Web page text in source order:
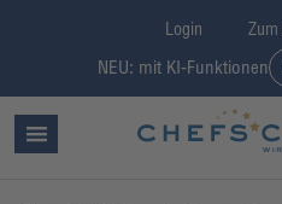
Login Zum
NEU: mit KI-Funktionen